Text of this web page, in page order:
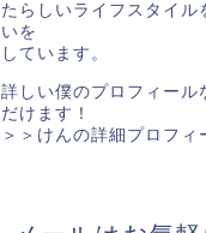
たらしいライフスタイ
いを
しています。
詳しい僕のプロフィール
だけます！
＞＞ けんの詳細プロフィ